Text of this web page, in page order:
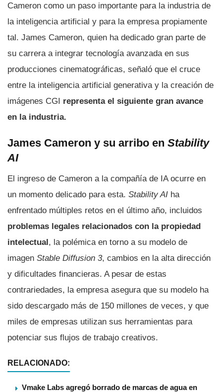
Cameron como un paso importante para la industria de
la inteligencia artificial y para la empresa propiamente
tal. James Cameron, quien ha dedicado gran parte de
su carrera a integrar tecnología avanzada en sus
producciones cinematográficas, señaló que el cruce
entre la inteligencia artificial generativa y la creación de
imágenes CGI representa el siguiente gran avance
en la industria.
James Cameron y su arribo en Stability
AI
El ingreso de Cameron a la compañía de IA ocurre en
un momento delicado para esta. Stability AI ha
enfrentado múltiples retos en el último año, incluidos
problemas legales relacionados con la propiedad
intelectual, la polémica en torno a su modelo de
imagen Stable Diffusion 3, cambios en la alta dirección
y dificultades financieras. A pesar de estas
contrariedades, la empresa asegura que su modelo ha
sido descargado más de 150 millones de veces, y que
miles de empresas utilizan sus herramientas para
potenciar sus flujos de trabajo creativos.
RELACIONADO:
Vmake Labs agregó borrado de marcas de agua en